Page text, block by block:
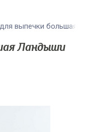
выпечки большая
Ландыши